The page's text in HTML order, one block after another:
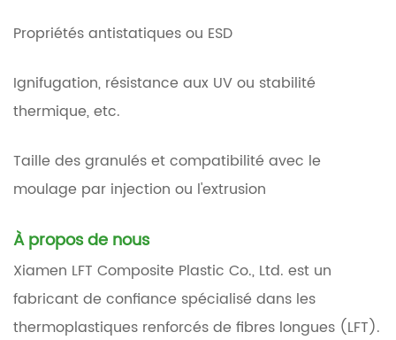
Propriétés antistatiques ou ESD
Ignifugation, résistance aux UV ou stabilité
thermique, etc.
Taille des granulés et compatibilité avec le
moulage par injection ou l'extrusion
À propos de nous
Xiamen LFT Composite Plastic Co., Ltd. est un
fabricant de confiance spécialisé dans les
thermoplastiques renforcés de fibres longues (LFT).